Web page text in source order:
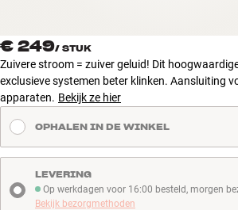
Inloggen
Klantenservice
Bouw met geluid
€ 249/ STUK
Zuivere stroom = zuiver geluid! Dit
exclusieve systemen beter klinken. Aansluiting
apparaten. Bekijk ze hier
OPHALEN IN DE WINKEL
Op werkdagen voor 16:00 besteld, morgen bezorgd!
Op werkdagen voor 16:00 besteld, morgen
Bekijk bezorgmethoden
LEVERING